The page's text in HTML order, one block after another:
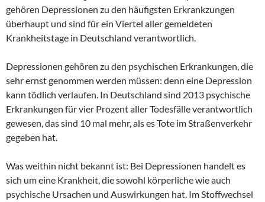
gehören Depressionen zu den häufigsten Erkrankzungen
überhaupt und sind für ein Viertel aller gemeldeten
Krankheitstage in Deutschland verantwortlich.
Depressionen gehören zu den psychischen Erkrankungen, die
sehr ernst genommen werden müssen: denn eine Depression
kann tödlich verlaufen. In Deutschland sind 2013 psychische
Erkrankungen für vier Prozent aller Todesfälle verantwortlich
gewesen, das sind 10 mal mehr, als es Tote im Straßenverkehr
gegeben hat.
Was weithin nicht bekannt ist: Bei Depressionen handelt es
sich um eine Krankheit, die sowohl körperliche wie auch
psychische Ursachen und Auswirkungen hat. Im Stoffwechsel